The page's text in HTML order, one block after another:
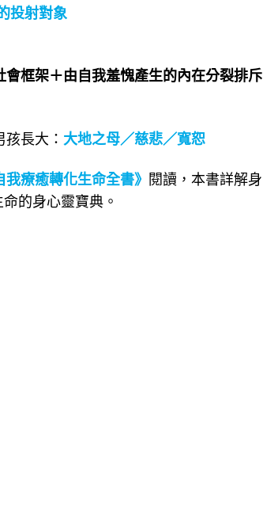
投射對象
會框架＋由自我羞愧產生的內在分裂排斥
長大： 大地之母／慈悲／寬恕
療癒轉化生命全書》 閱讀，本書詳解身
的身心靈寶典。